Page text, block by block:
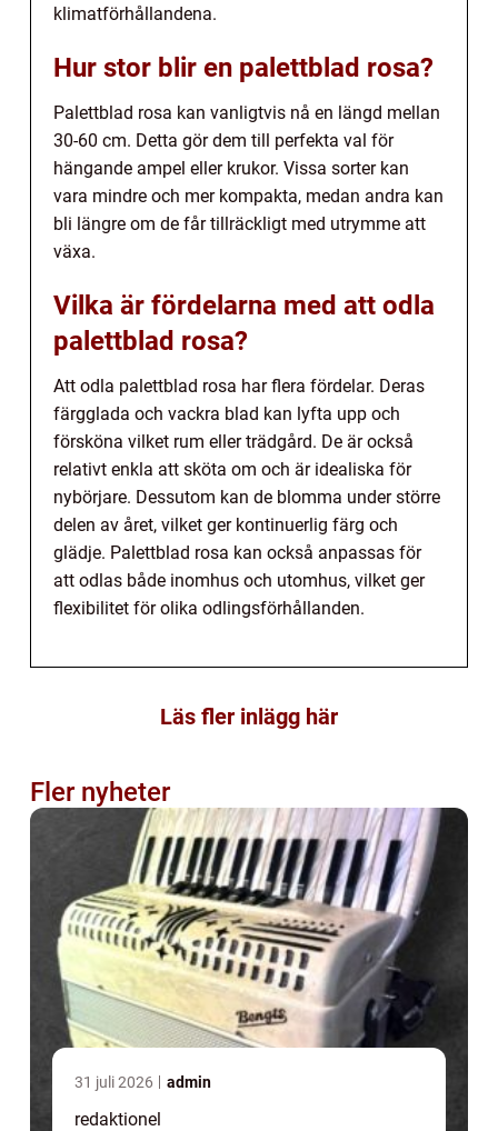
klimatförhållandena.
Hur stor blir en palettblad rosa?
Palettblad rosa kan vanligtvis nå en längd mellan
30-60 cm. Detta gör dem till perfekta val för
hängande ampel eller krukor. Vissa sorter kan
vara mindre och mer kompakta, medan andra kan
bli längre om de får tillräckligt med utrymme att
växa.
Vilka är fördelarna med att odla
palettblad rosa?
Att odla palettblad rosa har flera fördelar. Deras
färgglada och vackra blad kan lyfta upp och
försköna vilket rum eller trädgård. De är också
relativt enkla att sköta om och är idealiska för
nybörjare. Dessutom kan de blomma under större
delen av året, vilket ger kontinuerlig färg och
glädje. Palettblad rosa kan också anpassas för
att odlas både inomhus och utomhus, vilket ger
flexibilitet för olika odlingsförhållanden.
Läs fler inlägg här
Fler nyheter
31 juli 2026 admin
redaktionel